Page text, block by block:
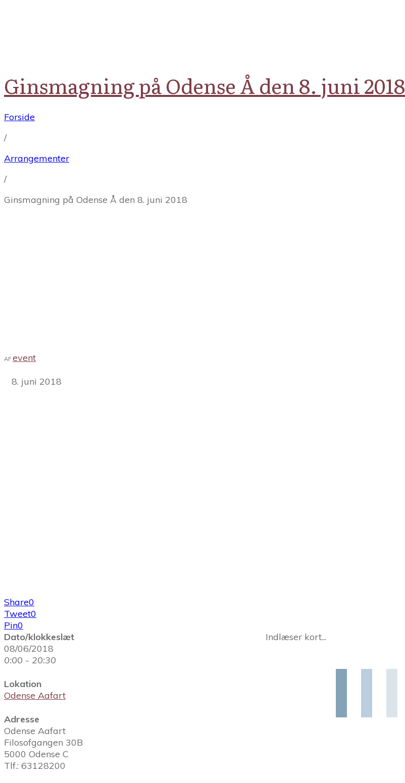
Ginsmagning på Odense Å den 8. juni 2018
Forside
/
Arrangementer
/
Ginsmagning på Odense Å den 8. juni 2018
AF event
8. juni 2018
Share0
Tweet0
Pin0
Indlæser kort...
Dato/klokkeslæt
08/06/2018
0:00 - 20:30
Lokation
Odense Aafart
Adresse
Odense Aafart
Filosofgangen 30B
5000 Odense C
Tlf.: 63128200